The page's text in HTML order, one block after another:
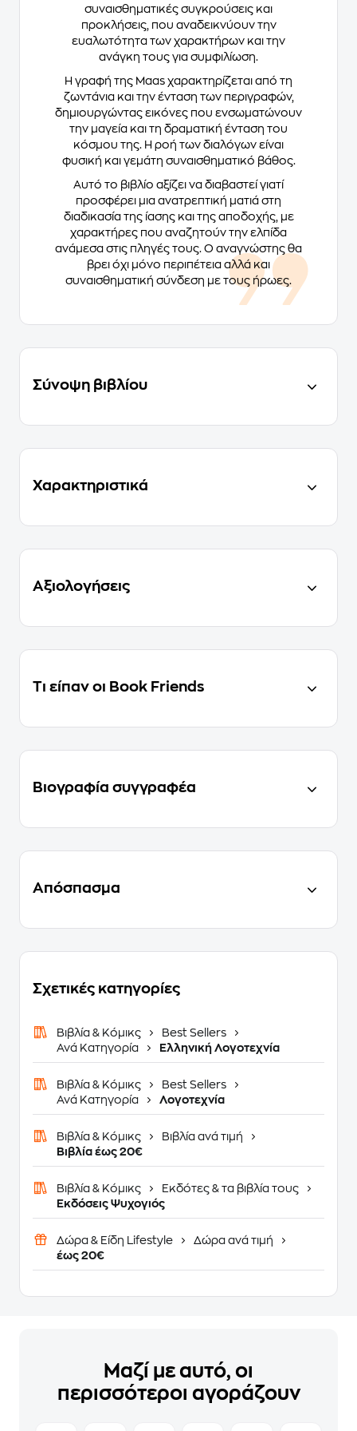
συναισθηματικές συγκρούσεις και
προκλήσεις, που αναδεικνύουν την
ευαλωτότητα των χαρακτήρων και την
ανάγκη τους για συμφιλίωση.
Η γραφή της Maas χαρακτηρίζεται από τη
ζωντάνια και την ένταση των περιγραφών,
δημιουργώντας εικόνες που ενσωματώνουν
την μαγεία και τη δραματική ένταση του
κόσμου της. Η ροή των διαλόγων είναι
φυσική και γεμάτη συναισθηματικό βάθος.
Αυτό το βιβλίο αξίζει να διαβαστεί γιατί
προσφέρει μια ανατρεπτική ματιά στη
διαδικασία της ίασης και της αποδοχής, με
χαρακτήρες που αναζητούν την ελπίδα
ανάμεσα στις πληγές τους. Ο αναγνώστης θα
βρει όχι μόνο περιπέτεια αλλά και
συναισθηματική σύνδεση με τους ήρωες.
Σύνοψη βιβλίου
Χαρακτηριστικά
Αξιολογήσεις
Τι είπαν οι Book Friends
Βιογραφία συγγραφέα
Απόσπασμα
Σχετικές κατηγορίες
Βιβλία & Κόμικς
Best Sellers
Ανά Κατηγορία
Ελληνική Λογοτεχνία
Βιβλία & Κόμικς
Best Sellers
Ανά Κατηγορία
Λογοτεχνία
Βιβλία & Κόμικς
Βιβλία ανά τιμή
Βιβλία έως 20€
Βιβλία & Κόμικς
Εκδότες & τα βιβλία τους
Εκδόσεις Ψυχογιός
Δώρα & Είδη Lifestyle
Δώρα ανά τιμή
έως 20€
Μαζί με αυτό, οι
περισσότεροι αγοράζουν